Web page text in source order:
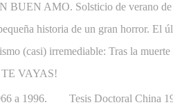
AMO. Solsticio de verano
historia de un gran horror.
(casi) irremediable: Tras la
TE VAYAS!
a 1996. Tesis Doctoral China